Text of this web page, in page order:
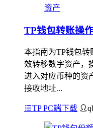
TP钱包转账操
本指南为TP钱包
效转移数字资产，
进入对应币种的资
接收地址...
TP PC端下载